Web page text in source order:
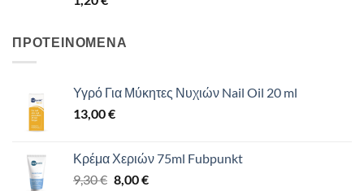
ΠΡΟΤΕΙΝΟΜΕΝΑ
Υγρό Για Μύκητες Νυχιών Nail Oil 20 ml
13,00€
Κρέμα Χεριών 75ml Fubpunkt
9,30€ Original
8,00€Η